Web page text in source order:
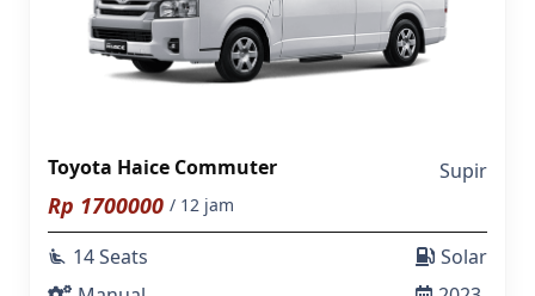
Toyota Haice Commuter Supir
Rp 1700000 / 12 jam
airline_seat_recline_extra 14 Seats
Solar